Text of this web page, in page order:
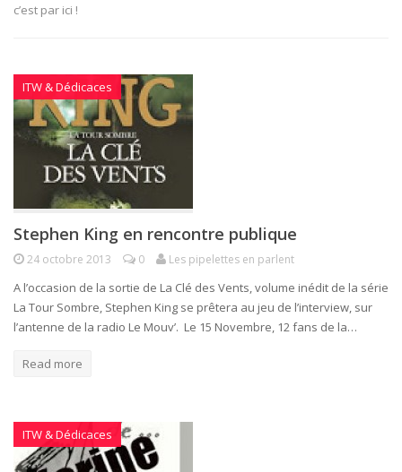
c’est par ici !
ITW & Dédicaces
Stephen King en rencontre publique
24 octobre 2013 0 Les pipelettes en parlent
A l’occasion de la sortie de La Clé des Vents, volume inédit de la série
La Tour Sombre, Stephen King se prêtera au jeu de l’interview, sur
l’antenne de la radio Le Mouv’. Le 15 Novembre, 12 fans de la…
Read more
ITW & Dédicaces